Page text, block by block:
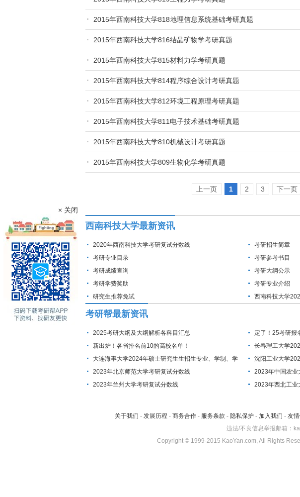
2015年西南科技大学818地理信息系统基础考研真题
2015年西南科技大学816结晶矿物学考研真题
2015年西南科技大学815材料力学考研真题
2015年西南科技大学814程序综合设计考研真题
2015年西南科技大学812环境工程原理考研真题
2015年西南科技大学811电子技术基础考研真题
2015年西南科技大学810机械设计考研真题
2015年西南科技大学809生物化学考研真题
上一页 1 2 3 下一页
西南科技大学最新资讯
2020年西南科技大学考研复试分数线
考研招生简章
考研专业目录
考研参考书目
考研成绩查询
考研大纲公示
考研学费奖助
考研专业介绍
研究生推荐免试
西南科技大学
考研帮最新资讯
2025考研大纲及大纲解析各科目汇总
定了！25考研报
新出炉！各省排名前10的高校名单！
长春理工大学
大连海事大学2024年硕士研究生生招生专业、学制、学
费标准及拟招生人数
沈阳工业大学
2023年北京师范大学考研复试分数线
2023年中国农业
2023年兰州大学考研复试分数线
2023年西北工业
关于我们 - 发展历程 - 商务合作 - 服务条款 - 隐私保护 - 加入我们 - 友
违法/不良信息举报邮箱：
Copyright © 1999-2015 KaoYan.com, All Rights
× 关闭